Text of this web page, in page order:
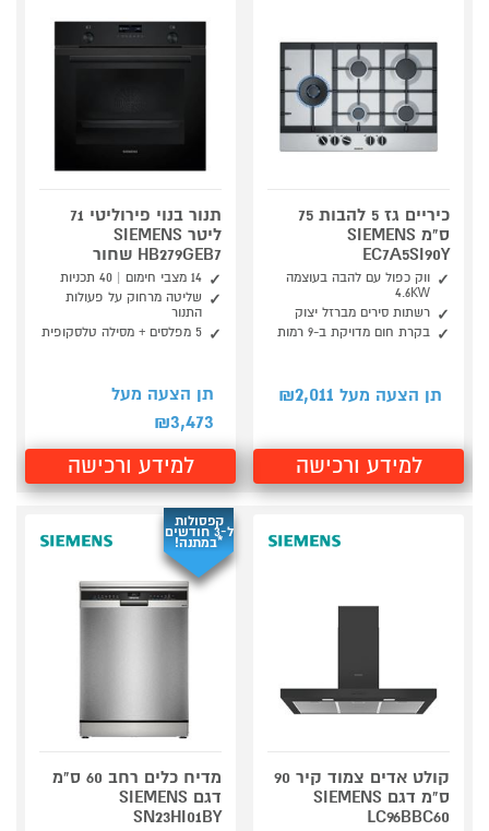
כיריים גז 5 להבות 75
ס"מ SIEMENS
EC7A5SI90Y
ווק כפול עם להבה בעוצמה
4.6KW
רשתות סירים מברזל יצוק
בקרת חום מדויקת ב-9 רמות
תן הצעה מעל ₪ 2,011
למידע ורכישה
תנור בנוי פירוליטי 71
ליטר SIEMENS
HB279GEB7 שחור
14 מצבי חימום | 40 תכניות
שליטה מרחוק על פעולות
התנור
5 מפלסים + מסילה טלסקופית
תן הצעה מעל
₪3,473
למידע ורכישה
קולט אדים צמוד קיר 90
ס"מ דגם SIEMENS
LC96BBC60
קפסולות
ל-3 חודשים
*במתנה!
מדיח כלים רחב 60 ס"מ
דגם SIEMENS
SN23HI01BY